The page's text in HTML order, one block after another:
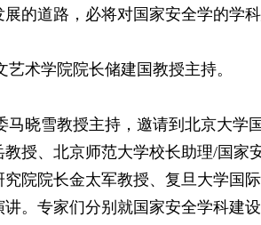
的道路，必将对国家安全学的学
术学院院长储建国教授主持。
雪教授主持，邀请到北京大学
授、北京师范大学校长助理/国家
院院长金太军教授、复旦大学国
。专家们分别就国家安全学科建